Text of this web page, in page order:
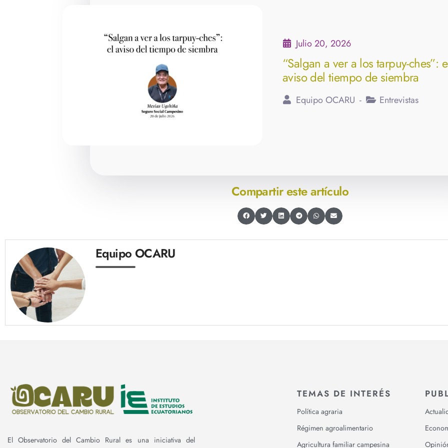
Julio 20, 2026
“Salgan a ver a los tarpuy-ches”:
aviso del tiempo de siembra
Equipo OCARU Entrevistas
Compartir este artículo
Equipo OCARU
El Observatorio del Cambio Rural es una iniciativa del
TEMAS DE INTERÉS
Política agraria
Régimen agroalimentario
Agricultura familiar campesina